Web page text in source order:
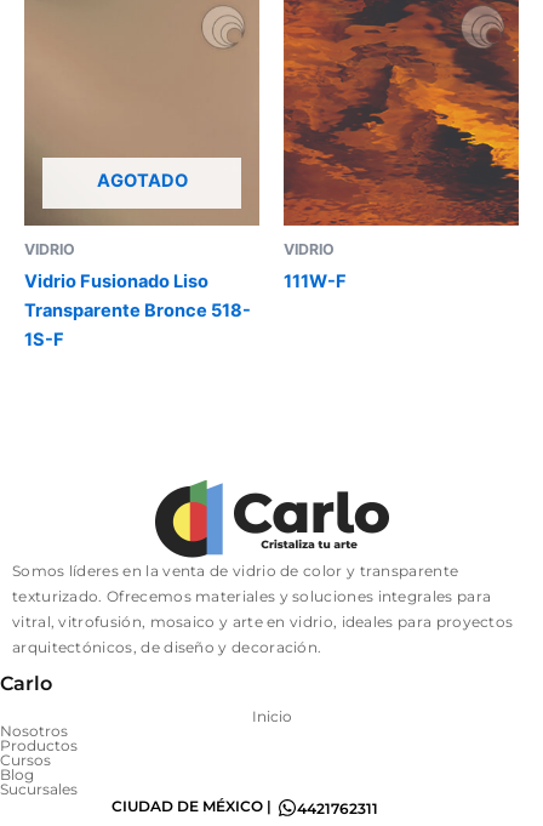
AGOTADO
VIDRIO
Vidrio Fusionado Liso
Transparente Bronce 518-
1S-F
VIDRIO
111W-F
Somos líderes en la venta de vidrio de color y transparente
texturizado. Ofrecemos materiales y soluciones integrales para
vitral, vitrofusión, mosaico y arte en vidrio, ideales para proyectos
arquitectónicos, de diseño y decoración.
Carlo
Inicio
Nosotros
Productos
Cursos
Blog
Sucursales
CIUDAD DE MÉXICO |
4421762311